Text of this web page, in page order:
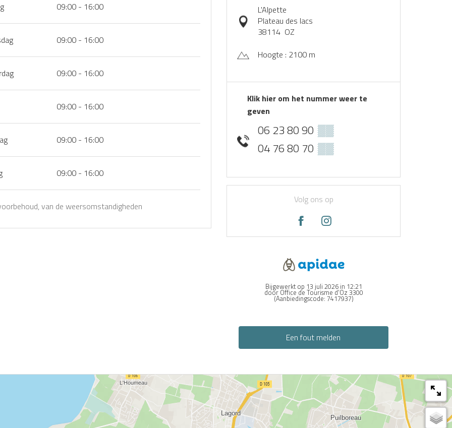
09:00 - 16:00
09:00 - 16:00
09:00 - 16:00
09:00 - 16:00
09:00 - 16:00
09:00 - 16:00
van de weersomstandigheden
L'Alpette
Plateau des lacs
38114 OZ
Hoogte : 2100 m
Klik hier om het nummer weer te
geven
06 23 80 90 ▒▒
04 76 80 70 ▒▒
Volg ons op
Bijgewerkt op 13 juli 2026 in 12:21
door Office de Tourisme d'Oz 3300
(Aanbiedingscode:7417937)
Een fout melden